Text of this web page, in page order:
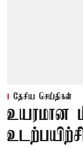
தேசிய செய்திகள்
உயரமான